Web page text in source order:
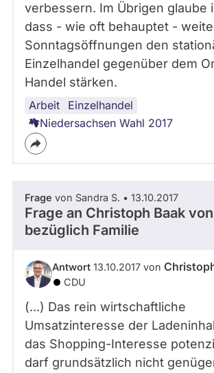
verbessern. Im Übrigen glaube
dass - wie oft behauptet -
Sonntagsöffnungen den
Einzelhandel gegenüber dem
Handel stärken.
Arbeit Einzelhandel
Handel
Niedersachsen Wahl 2017
Frage von Sandra S. • 13.10.2017
Frage an Christoph Baak von
bezüglich Familie
Antwort 13.10.2017 von
CDU
(...) Das rein wirtschaftliche
Umsatzinteresse der
das Shopping-Interesse
darf grundsätzlich nicht